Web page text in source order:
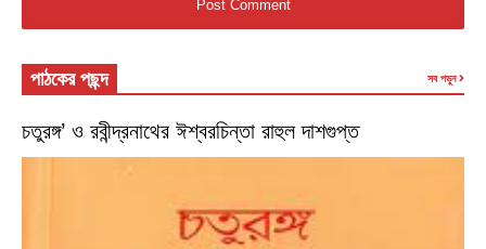
পাঠকের পছন্দ সব পড়ুন
চতুরঙ্গ’ ও রবীন্দ্রনাথের ঈশ্বরচিন্তা রাহুল দাশগুপ্ত